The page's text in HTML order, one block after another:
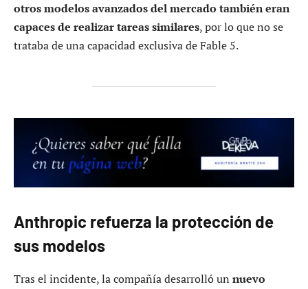
otros modelos avanzados del mercado también eran
capaces de realizar tareas similares, por lo que no se
trataba de una capacidad exclusiva de Fable 5.
Anthropic refuerza la protección de
sus modelos
Tras el incidente, la compañía desarrolló un nuevo